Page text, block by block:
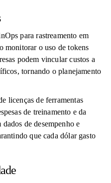
para rastreamento em
monitorar o uso de tokens
podem vincular custos a
tornando o planejamento
licenças de ferramentas
de treinamento e da
de desempenho e
que cada dólar gasto